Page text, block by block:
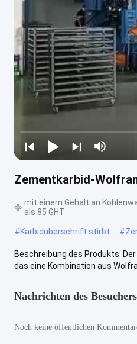
Zementkarbid-
mit einem Gehalt an
als 85 GHT
#Karbidüberschrift stirbt #
Beschreibung des Produkts:
das eine Kombination aus
Nachrichten des Besuchers
Noch keine öffentlichen